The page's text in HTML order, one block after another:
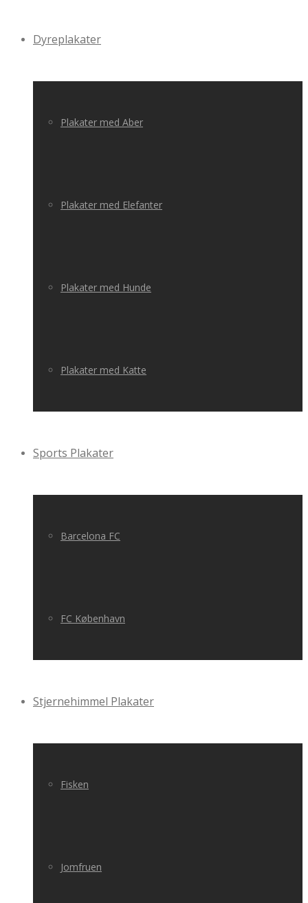
Dyreplakater
Plakater med Aber
Plakater med Elefanter
Plakater med Hunde
Plakater med Katte
Sports Plakater
Barcelona FC
FC København
Stjernehimmel Plakater
Fisken
Jomfruen